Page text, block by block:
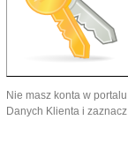
Nie masz konta w
Danych Klienta i